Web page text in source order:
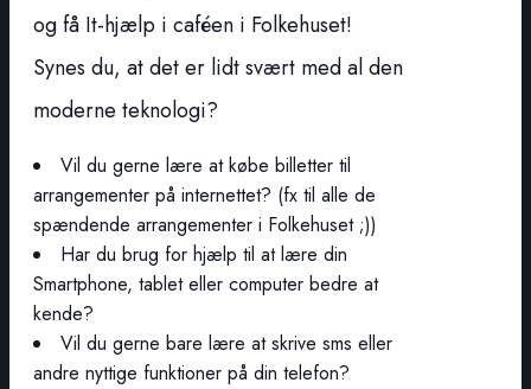
og få It-hjælp i caféen i Folkehuset!
Synes du, at det er lidt svært med al den
moderne teknologi?
Vil du gerne lære at købe billetter til
arrangementer på internettet? (fx til alle de
spændende arrangementer i Folkehuset ;))
Har du brug for hjælp til at lære din
Smartphone, tablet eller computer bedre at
kende?
Vil du gerne bare lære at skrive sms eller
andre nyttige funktioner på din telefon?